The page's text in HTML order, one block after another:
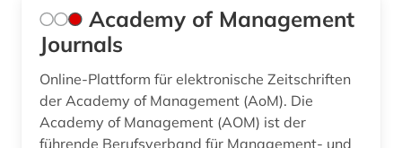
brüssel (1)
buchbestand (1)
Academy of Management
Journals
Online-Plattform für elektronische Zeitschriften
der Academy of Management (AoM). Die
Academy of Management (AOM) ist der
führende Berufsverband für Management- und